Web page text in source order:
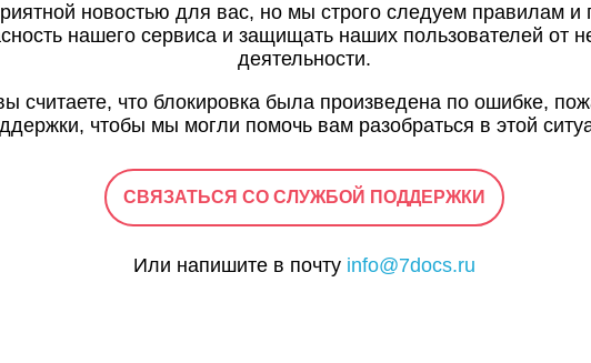
новостью для вас, но мы строго следуем правилам и
нашего сервиса и защищать наших пользователей от
деятельности.
считаете, что блокировка была произведена по ошибке,
чтобы мы могли помочь вам разобраться в этой
СВЯЗАТЬСЯ СО СЛУЖБОЙ ПОДДЕРЖКИ
Или напишите в почту info@7docs.ru